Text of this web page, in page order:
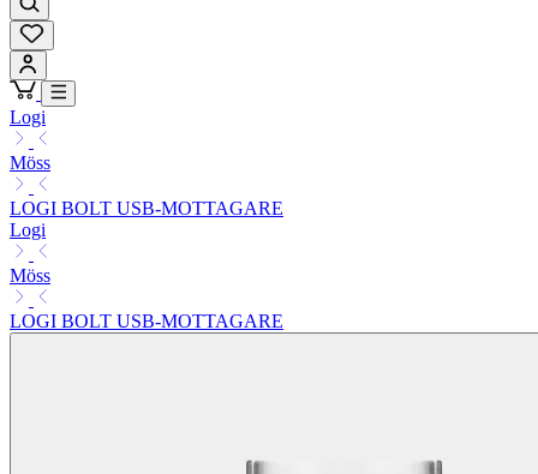
Logi
Möss
LOGI BOLT USB-MOTTAGARE
Logi
Möss
LOGI BOLT USB-MOTTAGARE